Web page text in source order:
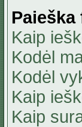
Kaip
Kodėl
Kodėl
Kaip
Kaip